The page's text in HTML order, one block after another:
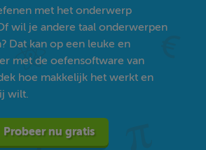
met het onderwerp
wil je andere taal onderwerpen
Dat kan op een leuke en
met de oefensoftware van
hoe makkelijk het werkt en
wilt.
Probeer nu gratis